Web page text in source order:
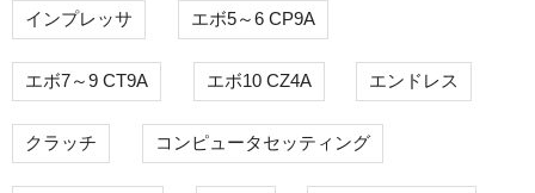
インプレッサ エボ5～6 CP9A
エボ7～9 CT9A エボ10 CZ4A エンドレス
クラッチ コンピュータセッティング